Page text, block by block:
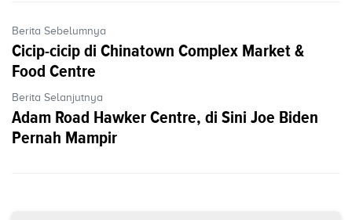
Berita Sebelumnya
Cicip-cicip di Chinatown Complex Market &
Food Centre
Berita Selanjutnya
Adam Road Hawker Centre, di Sini Joe Biden
Pernah Mampir